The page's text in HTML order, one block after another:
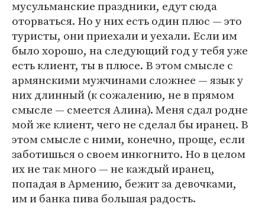
мусульманские праздники, едут сюда
оторваться. Но у них есть один плюс — это
туристы, они приехали и уехали. Если им
было хорошо, на следующий год у тебя уже
есть клиент, ты в плюсе. В этом смысле с
армянскими мужчинами сложнее — язык у
них длинный (к сожалению, не в прямом
смысле — смеется Алина). Меня сдал родне
мой же клиент, чего не сделал бы иранец. В
этом смысле с ними, конечно, проще, если
заботишься о своем инкогнито. Но в целом
их не так много — не каждый иранец,
попадая в Армению, бежит за девочками,
им и банка пива большая радость.